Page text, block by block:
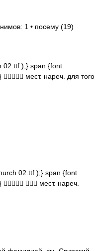
1 • посему (19)
02.ttf );} span {font
мест. нареч. для того,
02.ttf );} span {font
 мест. нареч.